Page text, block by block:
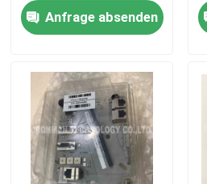
Prüfer Honeywells HC900
Modul Honeywells FSC
Honeywell verkabeln Produkte
Honeywell-Batterie-Satz
Anfrage absenden